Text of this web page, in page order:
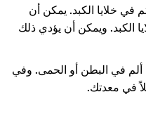
في خلايا الكبد. يمكن أن
الكبد. ويمكن أن يؤدي ذلك
ألم في البطن أو الحمى. وفي
في معدتك.